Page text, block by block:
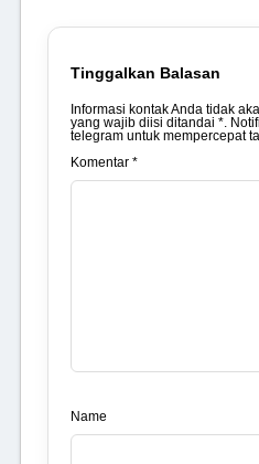
Tinggalkan Balasan
Informasi kontak Anda tidak
yang wajib diisi ditandai *.
telegram untuk mempercepat
Komentar *
Name